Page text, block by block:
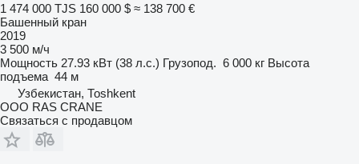
1 474 000 TJS 160 000 $ ≈ 138 700 €
Башенный кран
2019
3 500 м/ч
Мощность 27.93 кВт (38 л.с.) Грузопод. 6 000 кг Высота
подъема 44 м
Узбекистан, Тоshkent
ООО RAS CRANE
Связаться с продавцом